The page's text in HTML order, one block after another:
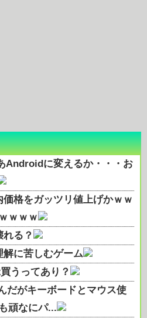
Androidに変えるか・・・お
価格をガッツリ値上げかｗｗ
ｗｗｗ
る？
に苦しむゲーム
うってあり？
だがキーボードとマウス使
頑なにパ...